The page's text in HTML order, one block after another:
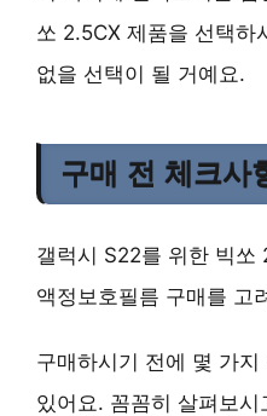
쏘 2.5CX 제품을 선택하
없을 선택이 될 거예요.
구매 전 체크사
갤럭시 S22를 위한 빅쏘
액정보호필름 구매를 고
구매하시기 전에 몇 가
있어요. 꼼꼼히 살펴보